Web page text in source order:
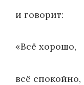
и говорит:
«Всё хорошо,
всё спокойно,